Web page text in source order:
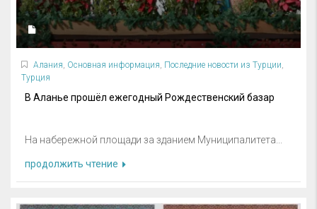
Алания, Основная информация, Последние новости из Турции,
Турция
В Аланье прошёл ежегодный Рождественский базар
На набережной площади за зданием Муниципалитета...
продолжить чтение